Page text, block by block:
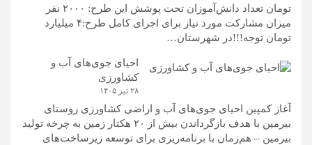
تومان تعداد دانش‌آموزان تحت پوشش این طرح: ۲۰۰۰ نفر
میزان مشارکت مورد نیاز برای اجرای کامل طرح:۴ میلیارد
تومان توجه!!!در شهرستان…
احیای جوی‌های آب و
کشاورزی
۲۸ تیر ۱۴۰۵
آغاز کمپین احیای جوی‌های آب و اراضی کشاورزی روستای
بیرمین با هدف بازگرداندن بیش از ۲۰ هکتار زمین به چرخه تولید
بیرمین – هم‌زمان با برنامه‌ریزی برای توسعه زیرساخت‌های